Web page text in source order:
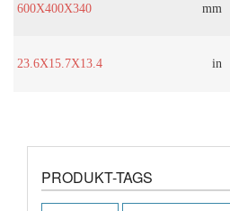
600X400X340 mm
23.6X15.7X13.4 in
PRODUKT-TAGS